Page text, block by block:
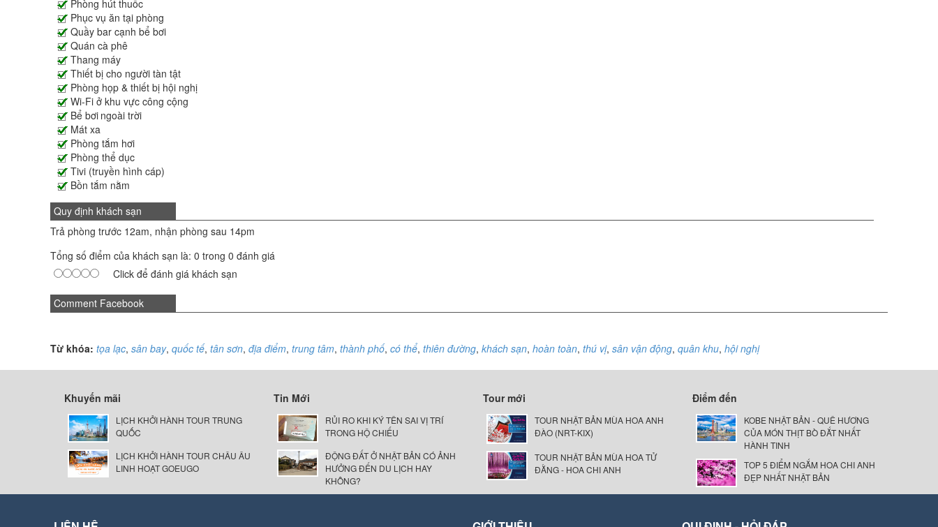
Phòng hút thuốc
Phục vụ ăn tại phòng
Quầy bar cạnh bể bơi
Quán cà phê
Thang máy
Thiết bị cho người tàn tật
Phòng họp & thiết bị hội nghị
Wi-Fi ở khu vực công cộng
Bể bơi ngoài trời
Mát xa
Phòng tắm hơi
Phòng thể dục
Tivi (truyền hình cáp)
Bồn tắm nằm
Quy định khách sạn
Trả phòng trước 12am, nhận phòng sau 14pm
Tổng số điểm của khách sạn là: 0 trong 0 đánh giá
Click để đánh giá khách sạn
Comment Facebook
Từ khóa: tọa lạc, sân bay, quốc tế, tân sơn, địa điểm, trung tâm, thành phố, có thể, thiên đường, khách sạn, hoàn toàn, thú vị, sân vận động, quân khu, hội nghị
Khuyến mãi
LỊCH KHỞI HÀNH TOUR TRUNG
QUỐC
LỊCH KHỞI HÀNH TOUR CHÂU ÂU
LINH HOẠT GOEUGO
Tin Mới
RỦI RO KHI KÝ TÊN SAI VỊ TRÍ
TRONG HỘ CHIẾU
ĐỘNG ĐẤT Ở NHẬT BẢN CÓ ẢNH
HƯỞNG ĐẾN DU LỊCH HAY
KHÔNG?
Tour mới
TOUR NHẬT BẢN MÙA HOA ANH
ĐÀO (NRT-KIX)
TOUR NHẬT BẢN MÙA HOA TỬ
ĐẰNG - HOA CHI ANH
Điểm đến
KOBE NHẬT BẢN - QUÊ HƯƠNG
CỦA MÓN THỊT BÒ ĐẮT NHẤT
HÀNH TINH
TOP 5 ĐIỂM NGẮM HOA CHI ANH
ĐẸP NHẤT NHẬT BẢN